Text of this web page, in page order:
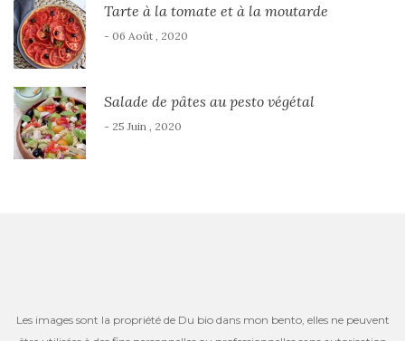
Tarte à la tomate et à la moutarde
- 06 Août , 2020
Salade de pâtes au pesto végétal
- 25 Juin , 2020
Les images sont la propriété de Du bio dans mon bento, elles ne peuvent